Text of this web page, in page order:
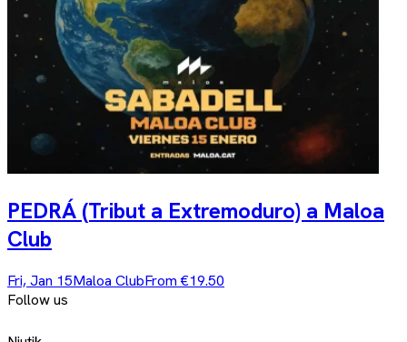
PEDRÁ (Tribut a Extremoduro) a Maloa
Club
Fri, Jan 15Maloa ClubFrom €19.50
Follow us